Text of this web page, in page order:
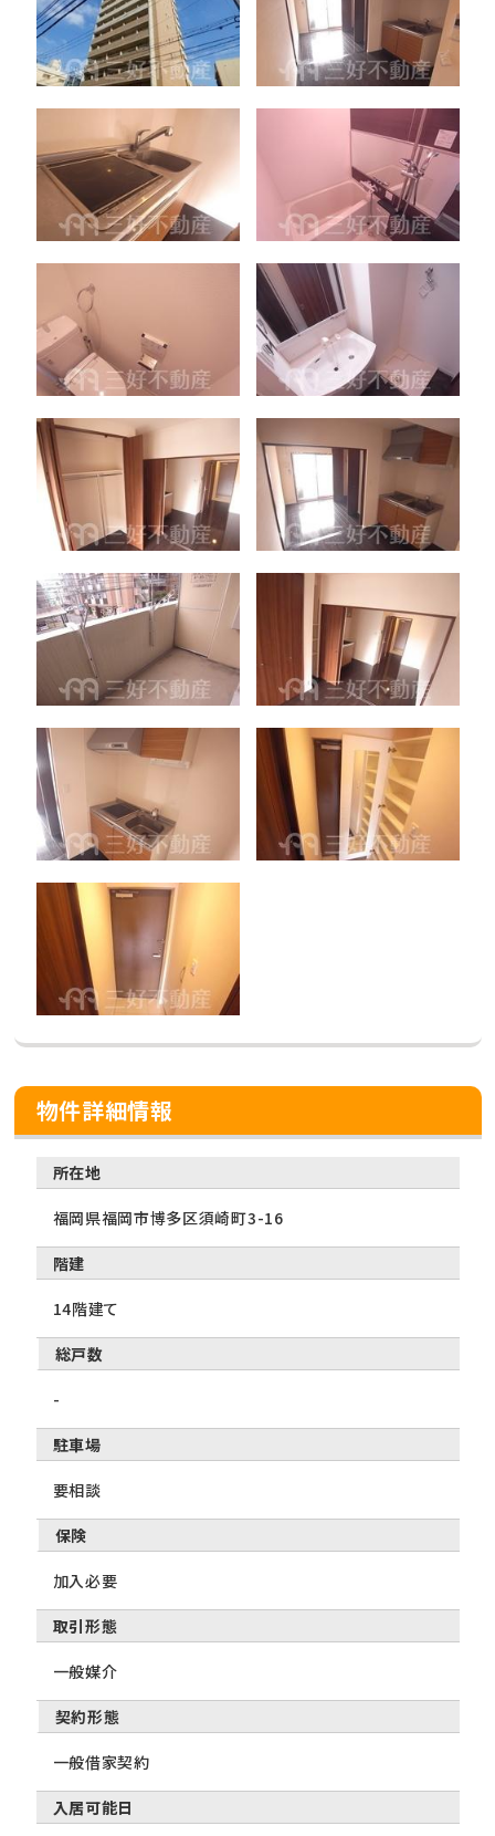
物件詳細情報
所在地
福岡県福岡市博多区須崎町3-16
階建
14階建て
総戸数
-
駐車場
要相談
保険
加入必要
取引形態
一般媒介
契約形態
一般借家契約
入居可能日